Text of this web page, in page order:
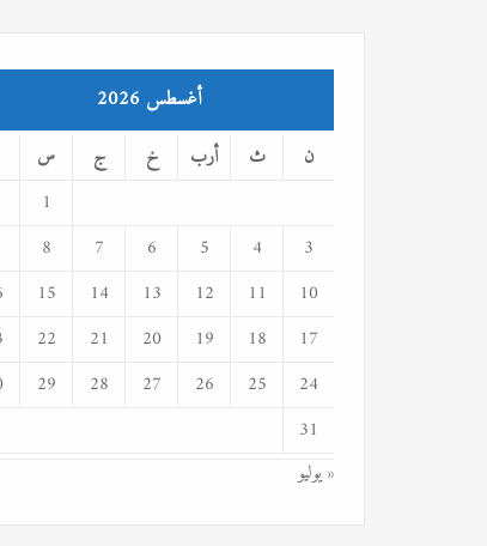
أغسطس 2026
ن ث أرب خ ج س
1
3
4
5
6
7
8
10
11
12
13
14
15
17
18
19
20
21
22
24
25
26
27
28
29
31
« يوليو